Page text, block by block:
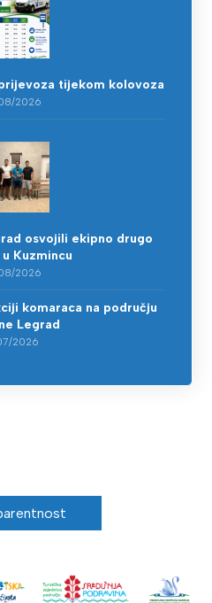
tijekom kolovoza
2026
osvojili ekipno drugo
Kuzmincu
2026
komaraca na području
Legrad
2026